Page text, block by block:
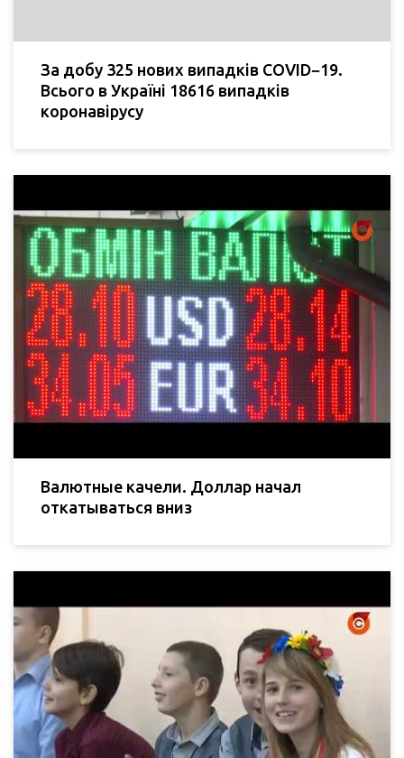
За добу 325 нових випадків COVID−19.
Всього в Україні 18616 випадків
коронавірусу
Валютные качели. Доллар начал
откатываться вниз